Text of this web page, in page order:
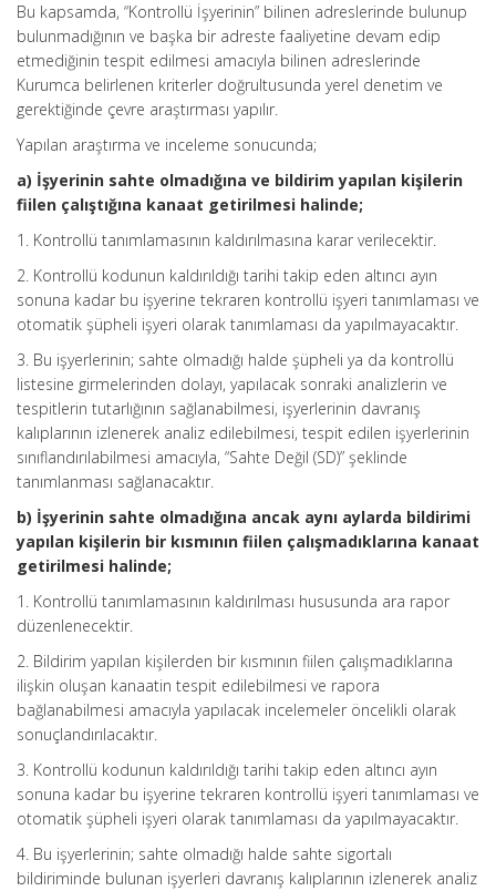
Bu kapsamda, “Kontrollü İşyerinin” bilinen adreslerinde bulunup
bulunmadığının ve başka bir adreste faaliyetine devam edip
etmediğinin tespit edilmesi amacıyla bilinen adreslerinde
Kurumca belirlenen kriterler doğrultusunda yerel denetim ve
gerektiğinde çevre araştırması yapılır.
Yapılan araştırma ve inceleme sonucunda;
a) İşyerinin sahte olmadığına ve bildirim yapılan kişilerin
fiilen çalıştığına kanaat getirilmesi halinde;
1. Kontrollü tanımlamasının kaldırılmasına karar verilecektir.
2. Kontrollü kodunun kaldırıldığı tarihi takip eden altıncı ayın
sonuna kadar bu işyerine tekraren kontrollü işyeri tanımlaması ve
otomatik şüpheli işyeri olarak tanımlaması da yapılmayacaktır.
3. Bu işyerlerinin; sahte olmadığı halde şüpheli ya da kontrollü
listesine girmelerinden dolayı, yapılacak sonraki analizlerin ve
tespitlerin tutarlığının sağlanabilmesi, işyerlerinin davranış
kalıplarının izlenerek analiz edilebilmesi, tespit edilen işyerlerinin
sınıflandırılabilmesi amacıyla, “Sahte Değil (SD)” şeklinde
tanımlanması sağlanacaktır.
b) İşyerinin sahte olmadığına ancak aynı aylarda bildirimi
yapılan kişilerin bir kısmının fiilen çalışmadıklarına kanaat
getirilmesi halinde;
1. Kontrollü tanımlamasının kaldırılması hususunda ara rapor
düzenlenecektir.
2. Bildirim yapılan kişilerden bir kısmının fiilen çalışmadıklarına
ilişkin oluşan kanaatin tespit edilebilmesi ve rapora
bağlanabilmesi amacıyla yapılacak incelemeler öncelikli olarak
sonuçlandırılacaktır.
3. Kontrollü kodunun kaldırıldığı tarihi takip eden altıncı ayın
sonuna kadar bu işyerine tekraren kontrollü işyeri tanımlaması ve
otomatik şüpheli işyeri olarak tanımlaması da yapılmayacaktır.
4. Bu işyerlerinin; sahte olmadığı halde sahte sigortalı
bildiriminde bulunan işyerleri davranış kalıplarının izlenerek analiz